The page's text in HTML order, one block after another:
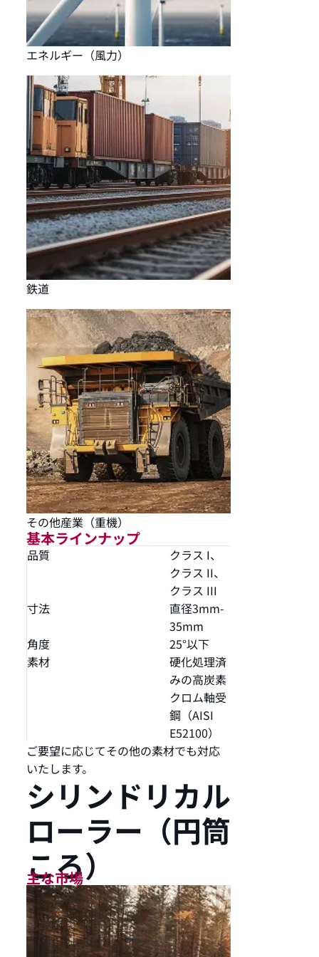
エネルギー（風力）
鉄道
その他産業（重機）
基本ラインナップ
品質
クラス I、
クラス II、
クラス III
寸法
直径3mm-
35mm
角度
25°以下
素材
硬化処理済
みの高炭素
クロム軸受
鋼（AISI
E52100）
ご要望に応じてその他の素材でも対応
いたします。
シリンドリカル
ローラー（円筒
ころ）
主な市場